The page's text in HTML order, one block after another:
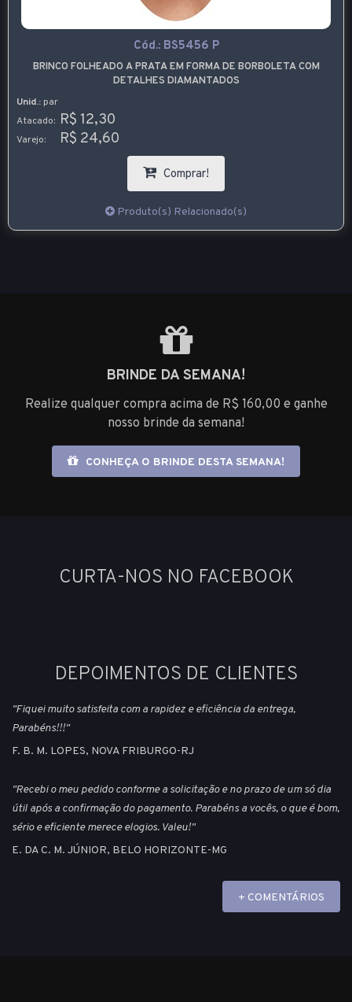
Cód.: BS5456 P
BRINCO FOLHEADO A PRATA EM FORMA DE BORBOLETA COM
DETALHES DIAMANTADOS
Unid.: par
Atacado: R$ 12,30
Varejo: R$ 24,60
Comprar!
Produto(s) Relacionado(s)
BRINDE DA SEMANA!
Realize qualquer compra acima de R$ 160,00 e ganhe
nosso brinde da semana!
CONHEÇA O BRINDE DESTA SEMANA!
CURTA-NOS NO FACEBOOK
DEPOIMENTOS DE CLIENTES
"Fiquei muito satisfeita com a rapidez e eficiência da entrega,
Parabéns!!!"
F. B. M. LOPES, NOVA FRIBURGO-RJ
"Recebi o meu pedido conforme a solicitação e no prazo de um só dia
útil após a confirmação do pagamento. Parabéns a vocês, o que é bom,
sério e eficiente merece elogios. Valeu!"
E. DA C. M. JÚNIOR, BELO HORIZONTE-MG
+ COMENTÁRIOS